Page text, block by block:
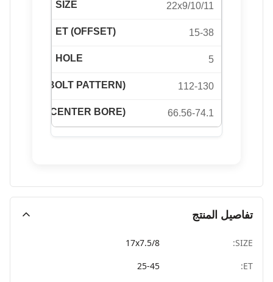
22x9/10/11
15-38
5
112-130
66.56-74.1
تفاصيل المنتج
SIZE:
17x7.5/8
ET:
25-45